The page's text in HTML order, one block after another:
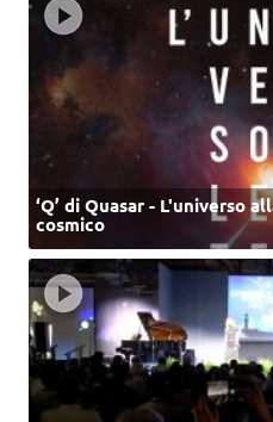
‘Q’ di Quasar - L'universo
cosmico